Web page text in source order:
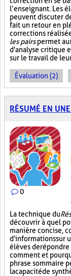
l’enseignant. Les
peuvent discuter
fait un retour en
corrections
les pairspermet
d'analyse critique
sur le travail de
Évaluation (2)
RÉSUMÉ EN
0
La technique du
découvrir à quel
manière concise,
d'informations sur
élèves de
comment et
phrase sommaire
la capacité de